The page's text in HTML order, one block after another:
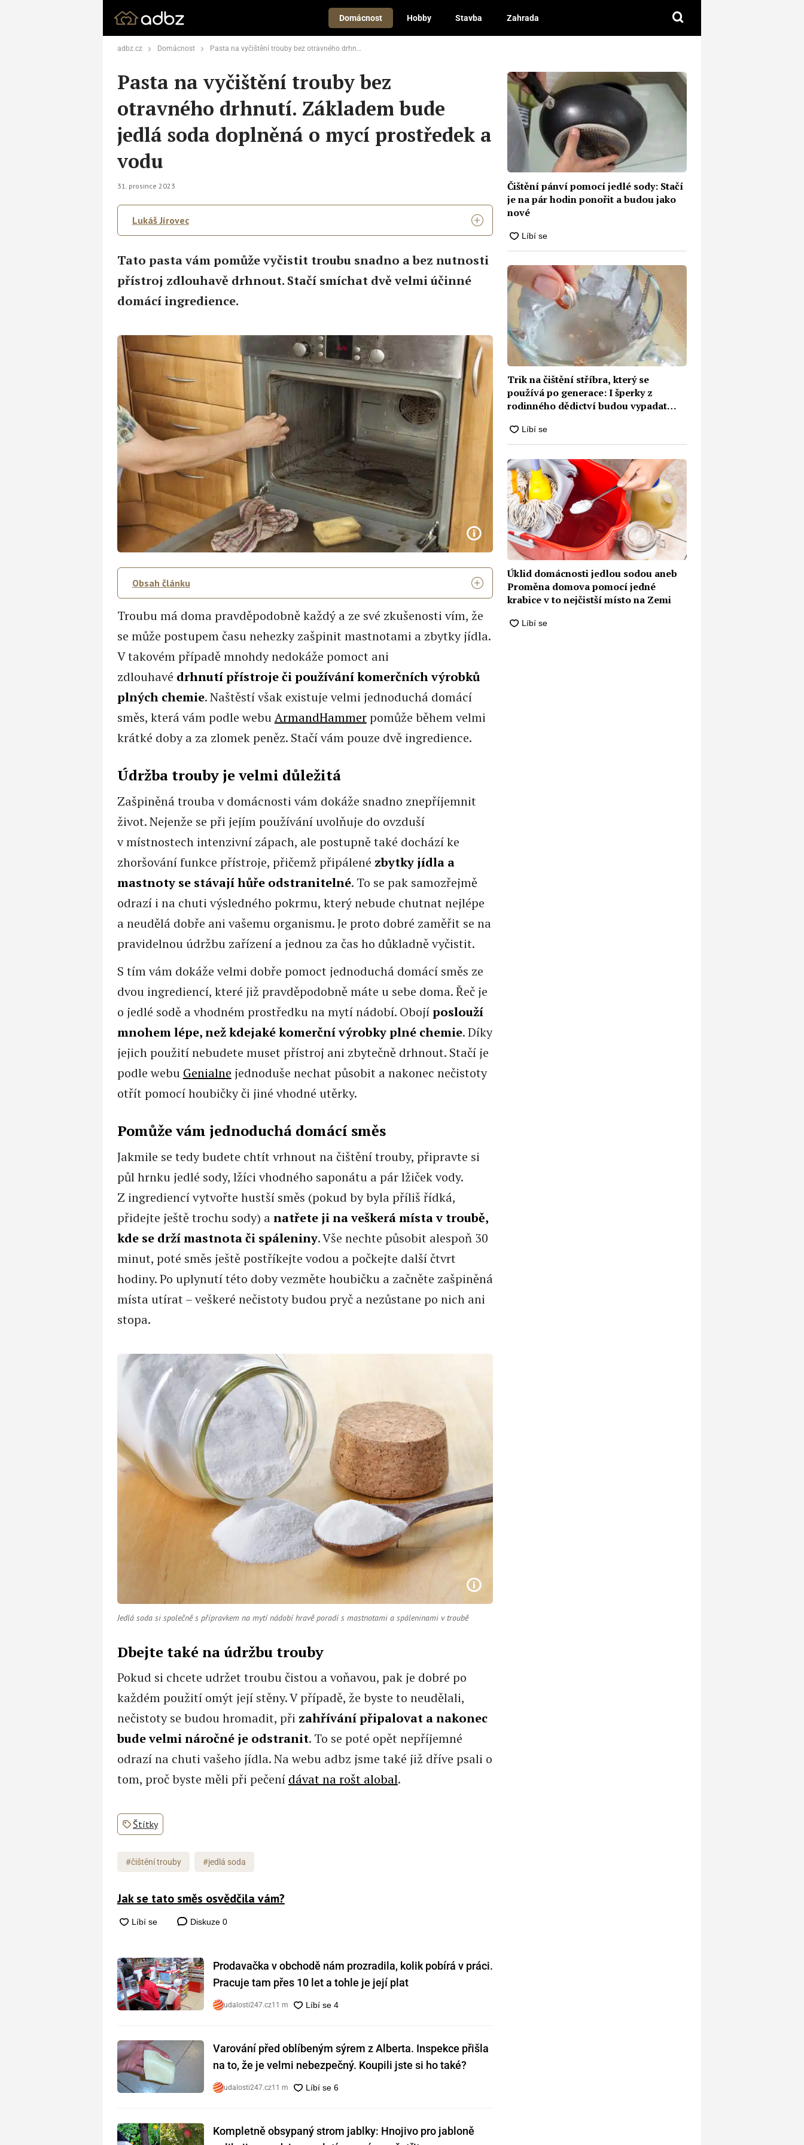
Domácnost Hobby Stavba Zahrada
adbz.cz Domácnost Pasta na vyčištění trouby bez otravného drhnutí. Základem bude jedlá soda doplněná o mycí prostředek a vodu
Pasta na vyčištění trouby bez
otravného drhnutí. Základem bude
jedlá soda doplněná o mycí prostředek a
vodu
31. prosince 2023
Lukáš Jírovec
Tato pasta vám pomůže vyčistit troubu snadno a bez nutnosti
přístroj zdlouhavě drhnout. Stačí smíchat dvě velmi účinné
domácí ingredience.
Obsah článku
Troubu má doma pravděpodobně každý a ze své zkušenosti vím, že
se může postupem času nehezky zašpinit mastnotami a zbytky jídla.
V takovém případě mnohdy nedokáže pomoct ani
zdlouhavé drhnutí přístroje či používání komerčních výrobků
plných chemie. Naštěstí však existuje velmi jednoduchá domácí
směs, která vám podle webuArmandHammerpomůže během velmi
krátké doby a za zlomek peněz. Stačí vám pouze dvě ingredience.
Údržba trouby je velmi důležitá
Zašpiněná trouba v domácnosti vám dokáže snadno znepříjemnit
život. Nejenže se při jejím používání uvolňuje do ovzduší
v místnostech intenzivní zápach, ale postupně také dochází ke
zhoršování funkce přístroje, přičemž připálené zbytky jídla a
mastnoty se stávají hůře odstranitelné. To se pak samozřejmě
odrazí i na chuti výsledného pokrmu, který nebude chutnat nejlépe
a neudělá dobře ani vašemu organismu. Je proto dobré zaměřit se na
pravidelnou údržbu zařízení a jednou za čas ho důkladně vyčistit.
S tím vám dokáže velmi dobře pomoct jednoduchá domácí směs ze
dvou ingrediencí, které již pravděpodobně máte u sebe doma. Řeč je
o jedlé sodě a vhodném prostředku na mytí nádobí. Obojíposlouží
mnohem lépe, než kdejaké komerční výrobky plné chemie. Díky
jejich použití nebudete muset přístroj ani zbytečně drhnout. Stačí je
podle webu Genialne jednoduše nechat působit a nakonec nečistoty
otřít pomocí houbičky či jiné vhodné utěrky.
Pomůže vám jednoduchá domácí směs
Jakmile se tedy budete chtít vrhnout na čištění trouby, připravte si
půl hrnku jedlé sody, lžíci vhodného saponátu a pár lžiček vody.
Z ingrediencí vytvořte hustší směs (pokud by byla příliš řídká,
přidejte ještě trochu sody) anatřete ji na veškerá místa v troubě,
kde se drží mastnota či spáleniny. Vše nechte působit alespoň 30
minut, poté směs ještě postříkejte vodou a počkejte další čtvrt
hodiny. Po uplynutí této doby vezměte houbičku a začněte zašpiněná
místa utírat – veškeré nečistoty budou pryč a nezůstane po nich ani
stopa.
Jedlá soda si společně s přípravkem na mytí nádobí hravě poradí s mastnotami a spáleninami v troubě
Dbejte také na údržbu trouby
Pokud si chcete udržet troubu čistou a voňavou, pak je dobré po
každém použití omýt její stěny. V případě, že byste to neudělali,
nečistoty se budou hromadit, při zahřívání připalovat a nakonec
bude velmi náročné je odstranit. To se poté opět nepříjemné
odrazí na chuti vašeho jídla. Na webu adbz jsme také již dříve psali o
tom, proč byste měli při pečení dávat na rošt alobal.
Štítky
#čištění trouby #jedlá soda
Jak se tato směs osvědčila vám?
Diskuze 0
Prodavačka v obchodě nám prozradila, kolik pobírá v práci.
Pracuje tam přes 10 let a tohle je její plat
udalosti247.cz11 m
Varování před oblíbeným sýrem z Alberta. Inspekce přišla
na to, že je velmi nebezpečný. Koupili jste si ho také?
udalosti247.cz11 m
Kompletně obsypaný strom jablky: Hnojivo pro jabloně
Čištění pánví pomocí jedlé sody: Stačí
je na pár hodin ponořit a budou jako
nové
Trik na čištění stříbra, který se
používá po generace: I šperky z
rodinného dědictví budou vypadat
Úklid domácnosti jedlou sodou aneb
Proměna domova pomocí jedné
krabice v to nejčistší místo na Zemi